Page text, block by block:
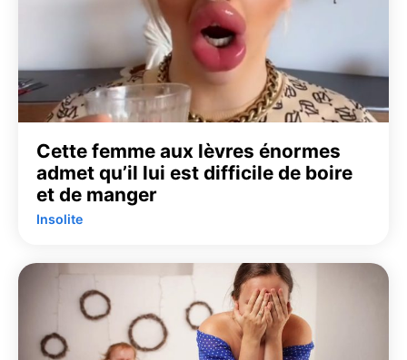
Cette femme aux lèvres énormes
admet qu’il lui est difficile de boire
et de manger
Insolite